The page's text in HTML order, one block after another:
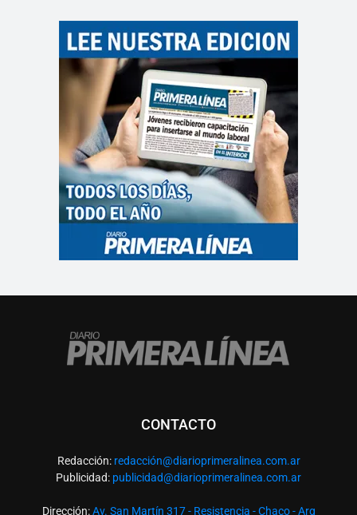
CONTACTO
Redacción: redacción@diarioprimeralinea.com.ar
Publicidad: publicidad@diarioprimeralinea.com.ar
Dirección:Av. San Martín 317 - Resistencia - Chaco - Arg